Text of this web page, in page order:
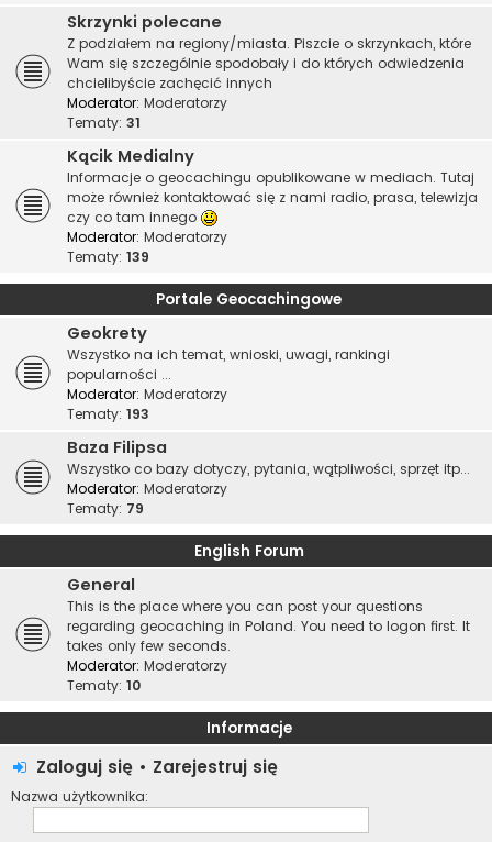
Skrzynki polecane
Z podziałem na regiony/miasta. Piszcie o skrzynkach, które
Wam się szczególnie spodobały i do których odwiedzenia
chcielibyście zachęcić innych
Moderator: Moderatorzy
Tematy: 31
Kącik Medialny
Informacje o geocachingu opublikowane w mediach. Tutaj
może również kontaktować się z nami radio, prasa, telewizja
czy co tam innego
Moderator: Moderatorzy
Tematy: 139
Portale Geocachingowe
Geokrety
Wszystko na ich temat, wnioski, uwagi, rankingi
popularności ...
Moderator: Moderatorzy
Tematy: 193
Baza Filipsa
Wszystko co bazy dotyczy, pytania, wątpliwości, sprzęt itp...
Moderator: Moderatorzy
Tematy: 79
English Forum
General
This is the place where you can post your questions
regarding geocaching in Poland. You need to logon first. It
takes only few seconds.
Moderator: Moderatorzy
Tematy: 10
Informacje
Zaloguj się • Zarejestruj się
Nazwa użytkownika: